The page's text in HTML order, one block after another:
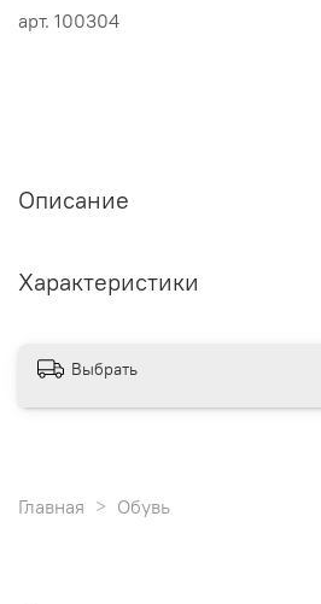
арт. 100304
Описание
Характеристики
Выбрать
Главная Обувь